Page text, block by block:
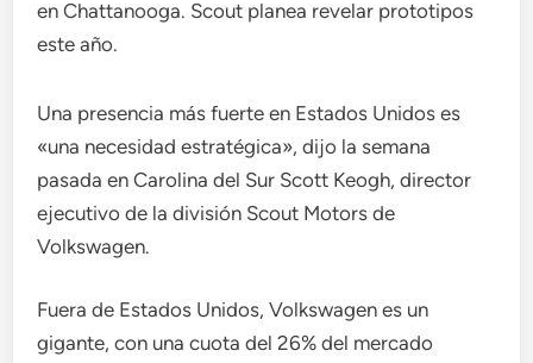
en Chattanooga. Scout planea revelar prototipos
este año.
Una presencia más fuerte en Estados Unidos es
«una necesidad estratégica», dijo la semana
pasada en Carolina del Sur Scott Keogh, director
ejecutivo de la división Scout Motors de
Volkswagen.
Fuera de Estados Unidos, Volkswagen es un
gigante, con una cuota del 26% del mercado